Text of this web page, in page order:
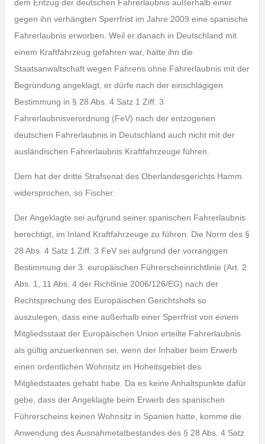
dem Entzug der deutschen Fahrerlaubnis außerhalb einer
gegen ihn verhängten Sperrfrist im Jahre 2009 eine spanische
Fahrerlaubnis erworben. Weil er danach in Deutschland mit
einem Kraftfahrzeug gefahren war, hatte ihn die
Staatsanwaltschaft wegen Fahrens ohne Fahrerlaubnis mit der
Begründung angeklagt, er dürfe nach der einschlägigen
Bestimmung in § 28 Abs. 4 Satz 1 Ziff. 3
Fahrerlaubnisverordnung (FeV) nach der entzogenen
deutschen Fahrerlaubnis in Deutschland auch nicht mit der
ausländischen Fahrerlaubnis Kraftfahrzeuge führen.
Dem hat der dritte Strafsenat des Oberlandesgerichts Hamm
widersprochen, so Fischer.
Der Angeklagte sei aufgrund seiner spanischen Fahrerlaubnis
berechtigt, im Inland Kraftfahrzeuge zu führen. Die Norm des §
28 Abs. 4 Satz 1 Ziff. 3 FeV sei aufgrund der vorrangigen
Bestimmung der 3. europäischen Führerscheinrichtlinie (Art. 2
Abs. 1, 11 Abs. 4 der Richtlinie 2006/126/EG) nach der
Rechtsprechung des Europäischen Gerichtshofs so
auszulegen, dass eine außerhalb einer Sperrfrist von einem
Mitgliedsstaat der Europäischen Union erteilte Fahrerlaubnis
als gültig anzuerkennen sei, wenn der Inhaber beim Erwerb
einen ordentlichen Wohnsitz im Hoheitsgebiet des
Mitgliedstaates gehabt habe. Da es keine Anhaltspunkte dafür
gebe, dass der Angeklagte beim Erwerb des spanischen
Führerscheins keinen Wohnsitz in Spanien hatte, komme die
Anwendung des Ausnahmetatbestandes des § 28 Abs. 4 Satz